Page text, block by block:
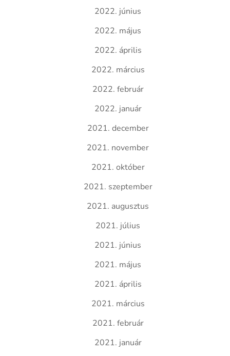
2022. június
2022. május
2022. április
2022. március
2022. február
2022. január
2021. december
2021. november
2021. október
2021. szeptember
2021. augusztus
2021. július
2021. június
2021. május
2021. április
2021. március
2021. február
2021. január